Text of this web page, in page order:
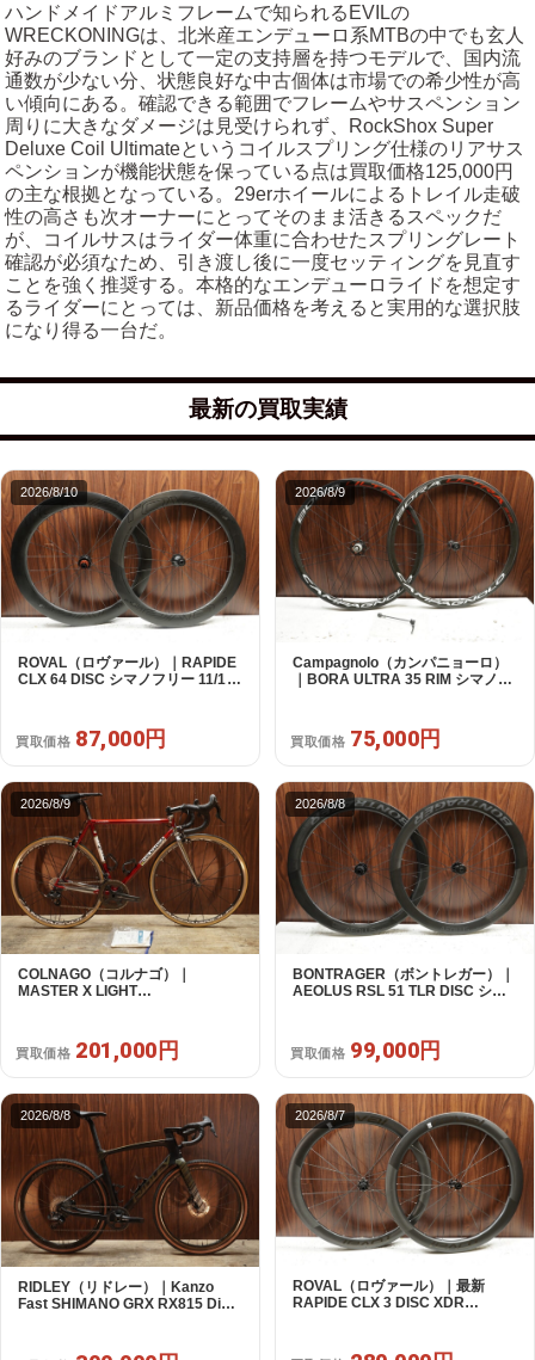
ハンドメイドアルミフレームで知られるEVILの
WRECKONINGは、北米産エンデューロ系MTBの中でも玄人
好みのブランドとして一定の支持層を持つモデルで、国内流
通数が少ない分、状態良好な中古個体は市場での希少性が高
い傾向にある。確認できる範囲でフレームやサスペンション
周りに大きなダメージは見受けられず、RockShox Super
Deluxe Coil Ultimateというコイルスプリング仕様のリアサス
ペンションが機能状態を保っている点は買取価格125,000円
の主な根拠となっている。29erホイールによるトレイル走破
性の高さも次オーナーにとってそのまま活きるスペックだ
が、コイルサスはライダー体重に合わせたスプリングレート
確認が必須なため、引き渡し後に一度セッティングを見直す
ことを強く推奨する。本格的なエンデューロライドを想定す
るライダーにとっては、新品価格を考えると実用的な選択肢
になり得る一台だ。
最新の買取実績
2026/8/10
ROVAL（ロヴァール）｜RAPIDE
CLX 64 DISC シマノフリー 11/12s
買取価格 87,000円
2026/8/9
Campagnolo（カンパニョーロ）
｜BORA ULTRA 35 RIM シマノフ
買取価格 75,000円
2026/8/9
COLNAGO（コルナゴ）｜
MASTER X LIGHT
年｜美品｜買取金額 201,000円
買取価格 201,000円
2026/8/8
BONTRAGER（ボントレガー）｜
AEOLUS RSL 51 TLR DISC シマ
買取価格 99,000円
2026/8/8
RIDLEY（リドレー）｜Kanzo
Fast SHIMANO GRX RX815 Di2
2026/8/7
ROVAL（ロヴァール）｜最新
RAPIDE CLX 3 DISC XDR